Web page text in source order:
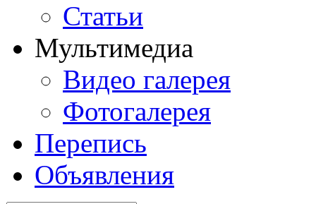
Статьи
Мультимедиа
Видео галерея
Фотогалерея
Перепись
Объявления